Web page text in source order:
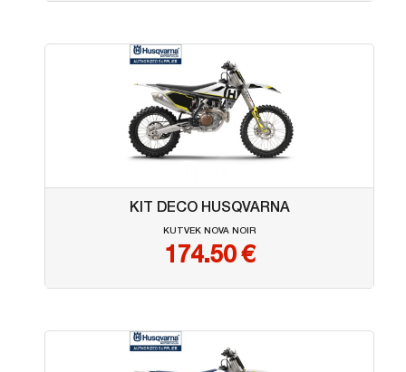
KIT DECO HUSQVARNA
KUTVEK NOVA NOIR
174.50€